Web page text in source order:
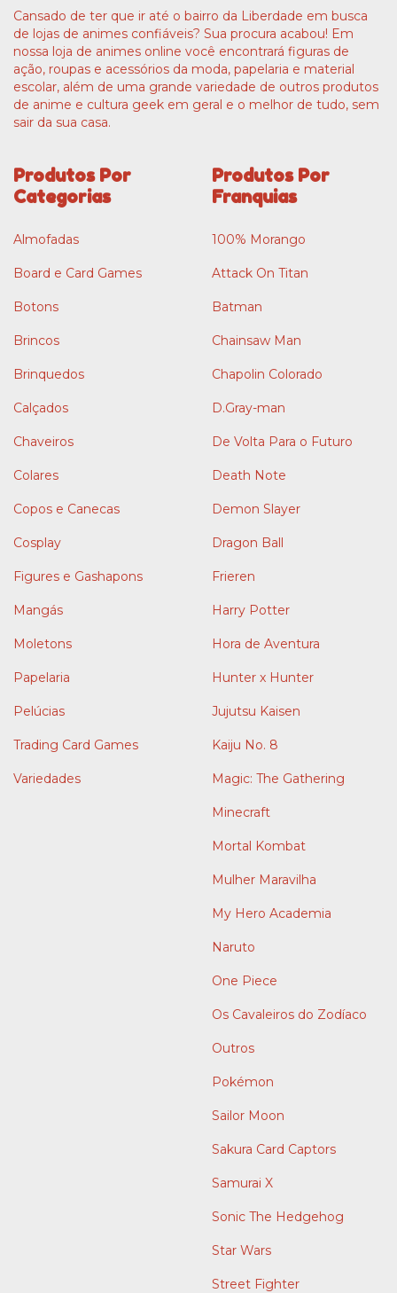
Cansado de ter que ir até o bairro da Liberdade em busca
de lojas de animes confiáveis? Sua procura acabou! Em
nossa loja de animes online você encontrará figuras de
ação, roupas e acessórios da moda, papelaria e material
escolar, além de uma grande variedade de outros produtos
de anime e cultura geek em geral e o melhor de tudo, sem
sair da sua casa.
Produtos Por
Categorias
Almofadas
Board e Card Games
Botons
Brincos
Brinquedos
Calçados
Chaveiros
Colares
Copos e Canecas
Cosplay
Figures e Gashapons
Mangás
Moletons
Papelaria
Pelúcias
Trading Card Games
Variedades
Produtos Por
Franquias
100% Morango
Attack On Titan
Batman
Chainsaw Man
Chapolin Colorado
D.Gray-man
De Volta Para o Futuro
Death Note
Demon Slayer
Dragon Ball
Frieren
Harry Potter
Hora de Aventura
Hunter x Hunter
Jujutsu Kaisen
Kaiju No. 8
Magic: The Gathering
Minecraft
Mortal Kombat
Mulher Maravilha
My Hero Academia
Naruto
One Piece
Os Cavaleiros do Zodíaco
Outros
Pokémon
Sailor Moon
Sakura Card Captors
Samurai X
Sonic The Hedgehog
Star Wars
Street Fighter